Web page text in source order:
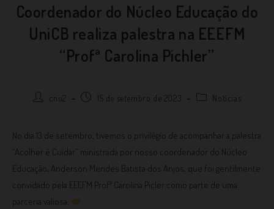
Coordenador do Núcleo Educação do
UniCB realiza palestra na EEEFM
“Profª Carolina Pichler”
cnu2 15 de setembro de 2023 Notícias
No dia 13 de setembro, tivemos o privilégio de acompanhar a palestra
“Acolher é Cuidar” ministrada por nosso coordenador do Núcleo
Educação, Anderson Mendes Batista dos Anjos, que foi gentilmente
convidado pela EEEFM Profª Carolina Picler como parte de uma
parceria valiosa.